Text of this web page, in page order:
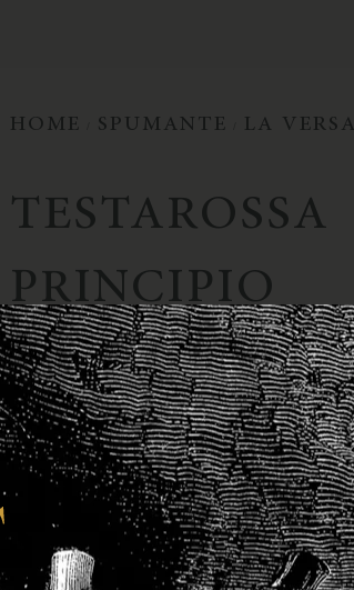
HOME SPUMANTE LA VERSA
TESTAROSSA
PRINCIPIO
€359,00 - €559,00
Formaat